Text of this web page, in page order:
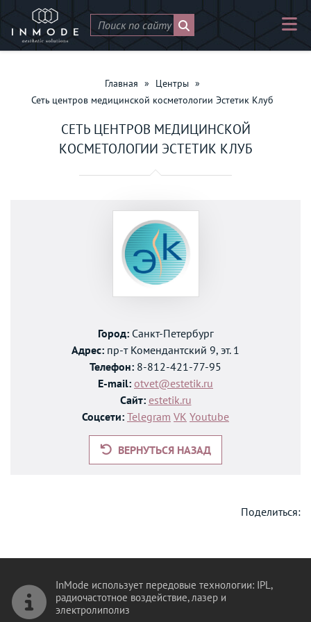
Главная » Центры »
Сеть центров медицинской косметологии Эстетик Клуб
СЕТЬ ЦЕНТРОВ МЕДИЦИНСКОЙ
КОСМЕТОЛОГИИ ЭСТЕТИК КЛУБ
Город:Санкт-Петербург
Адрес: пр-т Комендантский 9, эт. 1
Телефон: 8-812-421-77-95
E-mail: otvet@estetik.ru
Сайт: estetik.ru
Соцсети: Telegram VK Youtube
ВЕРНУТЬСЯ НАЗАД
Поделиться:
InMode использует передовые технологии: IPL,
радиочастотное воздействие, лазер и
электролиполиз